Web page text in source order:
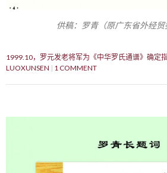
供稿：罗青（原广东省外经
1999.10，罗元发老将军为《中华罗氏通谱》确定
LUOXUNSEN
1 COMMENT